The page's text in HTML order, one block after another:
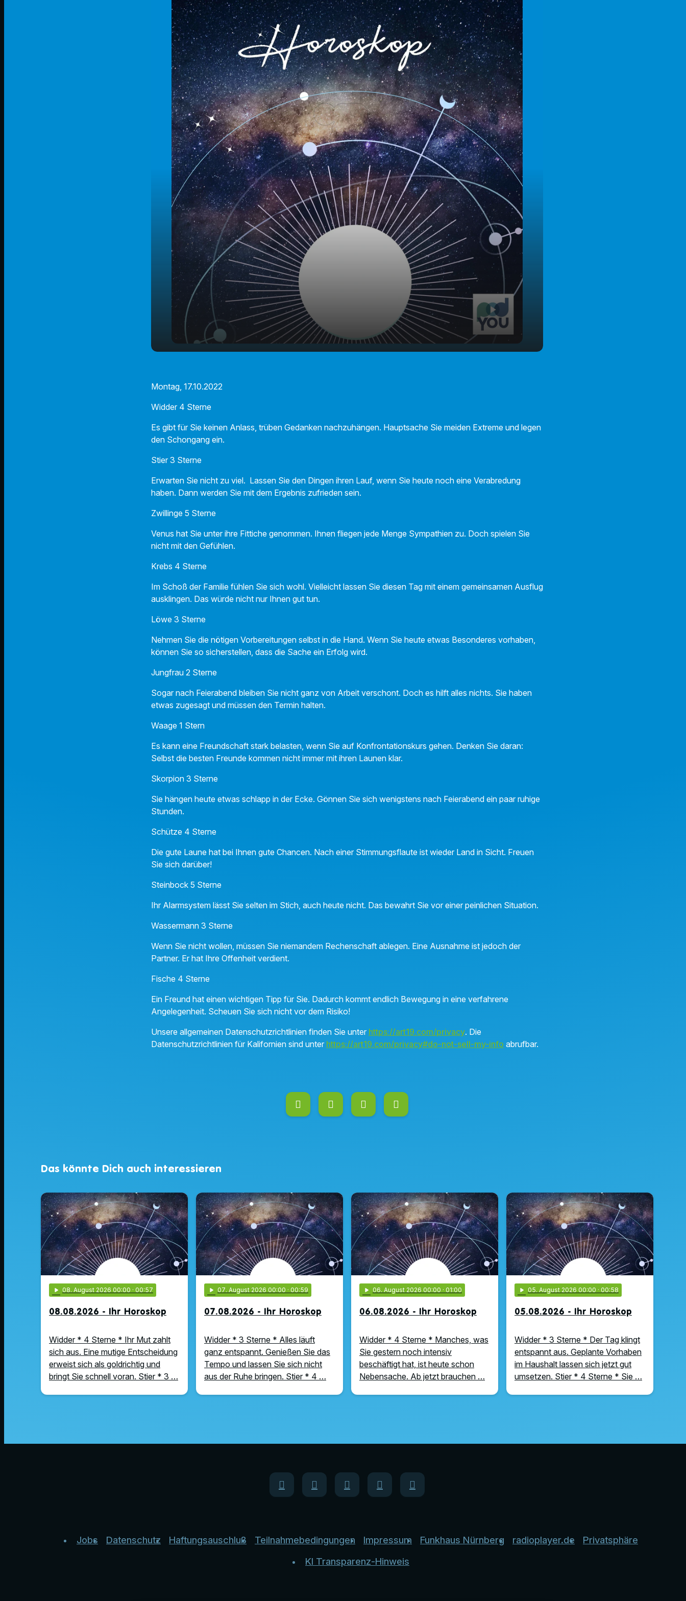
Montag, 17.10.2022
Widder 4 Sterne
Es gibt für Sie keinen Anlass, trüben Gedanken nachzuhängen. Hauptsache Sie meiden Extreme und legen
den Schongang ein.
Stier 3 Sterne
Erwarten Sie nicht zu viel. Lassen Sie den Dingen ihren Lauf, wenn Sie heute noch eine Verabredung
haben. Dann werden Sie mit dem Ergebnis zufrieden sein.
Zwillinge 5 Sterne
Venus hat Sie unter ihre Fittiche genommen. Ihnen fliegen jede Menge Sympathien zu. Doch spielen Sie
nicht mit den Gefühlen.
Krebs 4 Sterne
Im Schoß der Familie fühlen Sie sich wohl. Vielleicht lassen Sie diesen Tag mit einem gemeinsamen Ausflug
ausklingen. Das würde nicht nur Ihnen gut tun.
Löwe 3 Sterne
Nehmen Sie die nötigen Vorbereitungen selbst in die Hand. Wenn Sie heute etwas Besonderes vorhaben,
können Sie so sicherstellen, dass die Sache ein Erfolg wird.
Jungfrau 2 Sterne
Sogar nach Feierabend bleiben Sie nicht ganz von Arbeit verschont. Doch es hilft alles nichts. Sie haben
etwas zugesagt und müssen den Termin halten.
Waage 1 Stern
Es kann eine Freundschaft stark belasten, wenn Sie auf Konfrontationskurs gehen. Denken Sie daran:
Selbst die besten Freunde kommen nicht immer mit ihren Launen klar.
Skorpion 3 Sterne
Sie hängen heute etwas schlapp in der Ecke. Gönnen Sie sich wenigstens nach Feierabend ein paar ruhige
Stunden.
Schütze 4 Sterne
Die gute Laune hat bei Ihnen gute Chancen. Nach einer Stimmungsflaute ist wieder Land in Sicht. Freuen
Sie sich darüber!
Steinbock 5 Sterne
Ihr Alarmsystem lässt Sie selten im Stich, auch heute nicht. Das bewahrt Sie vor einer peinlichen Situation.
Wassermann 3 Sterne
Wenn Sie nicht wollen, müssen Sie niemandem Rechenschaft ablegen. Eine Ausnahme ist jedoch der
Partner. Er hat Ihre Offenheit verdient.
Fische 4 Sterne
Ein Freund hat einen wichtigen Tipp für Sie. Dadurch kommt endlich Bewegung in eine verfahrene
Angelegenheit. Scheuen Sie sich nicht vor dem Risiko!
Unsere allgemeinen Datenschutzrichtlinien finden Sie unter https://art19.com/privacy. Die
Datenschutzrichtlinien für Kalifornien sind unter https://art19.com/privacy#do-not-sell-my-info abrufbar.
Das könnte Dich auch interessieren
play_arrow 08. August 2026 00:00 · 00:57
08.08.2026 - Ihr Horoskop
Widder * 4 Sterne * Ihr Mut zahlt
sich aus. Eine mutige Entscheidung
erweist sich als goldrichtig und
bringt Sie schnell voran. Stier * 3 …
play_arrow 07. August 2026 00:00 · 00:59
07.08.2026 - Ihr Horoskop
Widder * 3 Sterne * Alles läuft
ganz entspannt. Genießen Sie das
Tempo und lassen Sie sich nicht
aus der Ruhe bringen. Stier * 4 …
play_arrow 06. August 2026 00:00 · 01:00
06.08.2026 - Ihr Horoskop
Widder * 4 Sterne * Manches, was
Sie gestern noch intensiv
beschäftigt hat, ist heute schon
Nebensache. Ab jetzt brauchen …
play_arrow 05. August 2026 00:00 · 00:58
05.08.2026 - Ihr Horoskop
Widder * 3 Sterne * Der Tag klingt
entspannt aus. Geplante Vorhaben
im Haushalt lassen sich jetzt gut
umsetzen. Stier * 4 Sterne * Sie …
Jobs Datenschutz Haftungsauschluß Teilnahmebedingungen Impressum Funkhaus Nürnberg radioplayer.de
Privatsphäre
KI Transparenz-Hinweis